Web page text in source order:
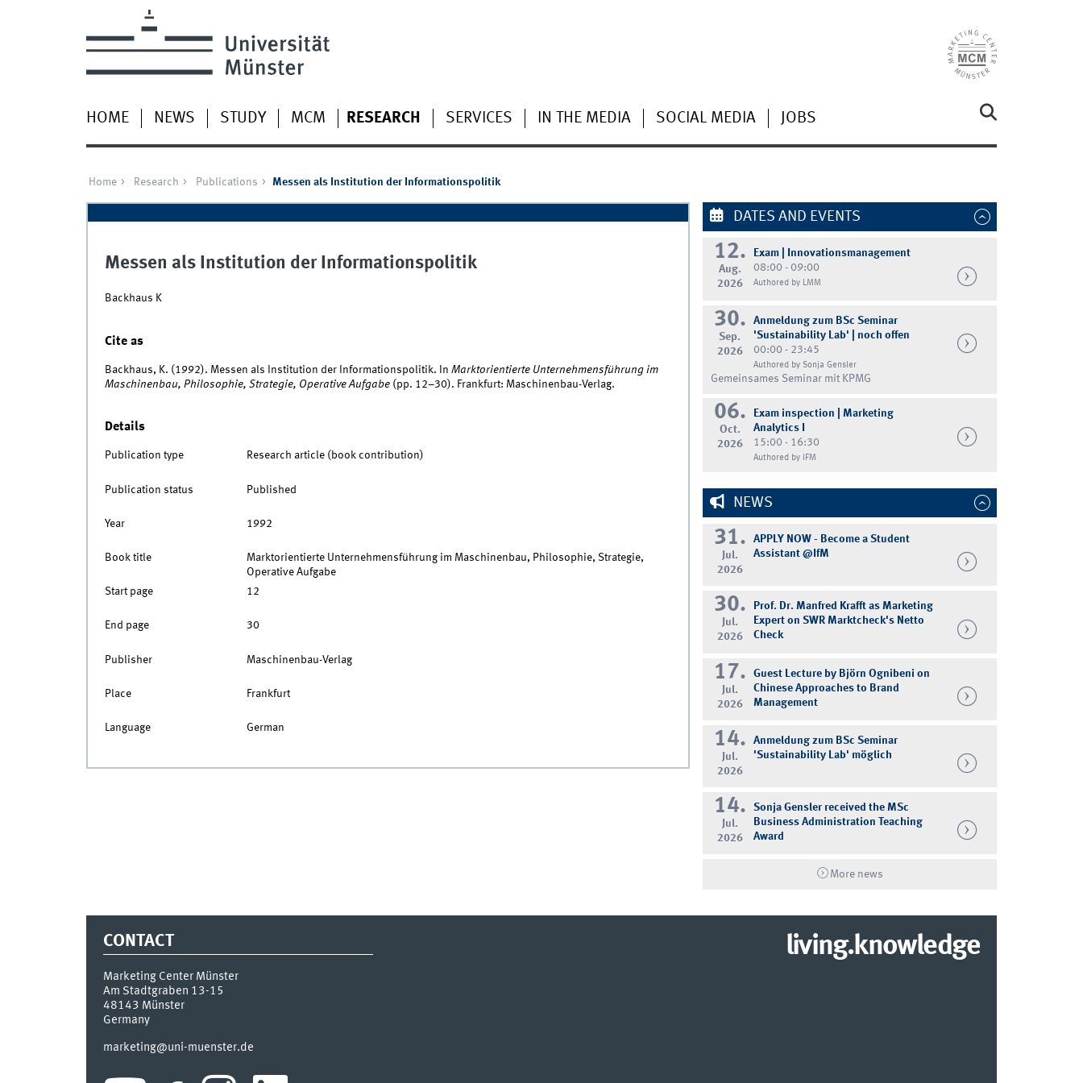
HOME NEWS STUDY MCM RESEARCH SERVICES IN THE MEDIA SOCIAL MEDIA JOBS
Home Research Publications Messen als Institution der Informationspolitik
Messen als Institution der Informationspolitik
Backhaus K
Cite as
Backhaus, K. (1992). Messen als Institution der Informationspolitik. In Marktorientierte Unternehmensführung im
Maschinenbau, Philosophie, Strategie, Operative Aufgabe(pp. 12–30). Frankfurt: Maschinenbau-Verlag.
Details
Publication type Research article (book contribution)
Publication status Published
Year 1992
Book title
Marktorientierte Unternehmensführung im Maschinenbau, Philosophie, Strategie,
Operative Aufgabe
Start page
12
End page 30
Publisher Maschinenbau-Verlag
Place Frankfurt
Language German
DATES AND EVENTS
12.
Aug.
2026
Exam | Innovationsmanagement
08:00 - 09:00
Authored by LMM
30.
Sep.
2026
Anmeldung zum BSc Seminar
'Sustainability Lab' | noch offen
00:00 - 23:45
Authored by Sonja Gensler
Gemeinsames Seminar mit KPMG
06.
Oct.
2026
Exam inspection | Marketing
Analytics I
15:00 - 16:30
Authored by IFM
NEWS
31.
Jul.
2026
APPLY NOW - Become a Student
Assistant @IfM
30.
Jul.
2026
Prof. Dr. Manfred Krafft as Marketing
Expert on SWR Marktcheck's Netto
Check
17.
Jul.
2026
Guest Lecture by Björn Ognibeni on
Chinese Approaches to Brand
Management
14.
Jul.
2026
Anmeldung zum BSc Seminar
'Sustainability Lab' möglich
14.
Jul.
2026
Sonja Gensler received the MSc
Business Administration Teaching
Award
More news
CONTACT
Marketing Center Münster
Am Stadtgraben 13-15
48143 Münster
Germany
marketing@uni-muenster.de
living.knowledge